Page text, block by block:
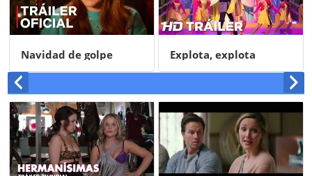
Navidad de golpe Explota, explota